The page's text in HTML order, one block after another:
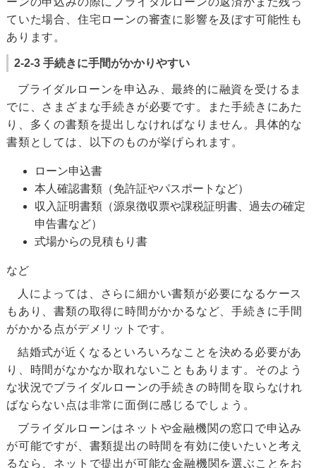
ていた場合、住宅ローンの審査に影響を及ぼす可能性も
あります。
2-2-3 手続きに手間がかかりやすい
ブライダルローンを申込み、最終的に融資を受けるま
でに、さまざまな手続きが必要です。また手続きにあた
り、多くの書類を提出しなければなりません。具体的な
書類としては、以下のものが挙げられます。
ローン申込書
本人確認書類（免許証やパスポートなど）
収入証明書類（源泉徴収票や課税証明書、過去の確定
申告書など）
式場からの見積もり書
など
人によっては、さらに細かい書類が必要になるケース
もあり、書類の取得に時間がかかるなど、手続きに手間
がかかる点がデメリットです。
結婚式が近くなるといろいろなことを決める必要があ
り、時間がなかなか取れないこともあります。そのよう
な状況でブライダルローンの手続きの時間を取らなけれ
ばならない点は非常に面倒に感じるでしょう。
ブライダルローンはネットや金融機関の窓口で申込み
が可能ですが、書類提出の時間を有効に使いたいと考え
るなら、ネットで提出が可能な金融機関を選ぶことをお